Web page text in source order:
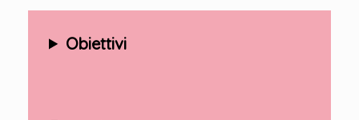
Obiettivi